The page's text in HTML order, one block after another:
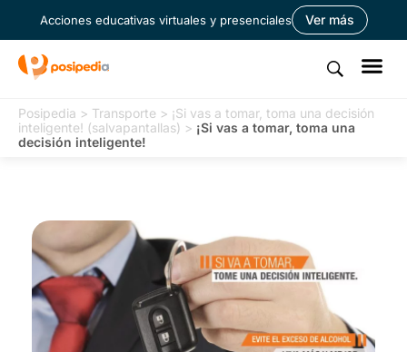
Acciones educativas virtuales y presenciales Ver más
Posipedia > Transporte > ¡Si vas a tomar, toma una decisión
inteligente! (salvapantallas) > ¡Si vas a tomar, toma una
decisión inteligente!